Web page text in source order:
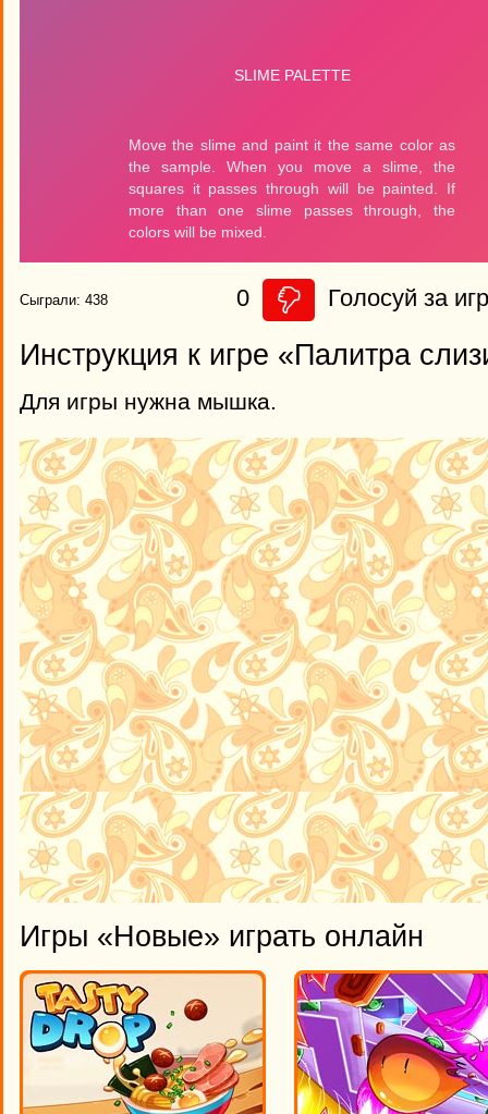
Сыграли: 438 0 Голосуй за
Инструкция к игре «Палитра
Для игры нужна мышка.
Игры «Новые» играть онлайн